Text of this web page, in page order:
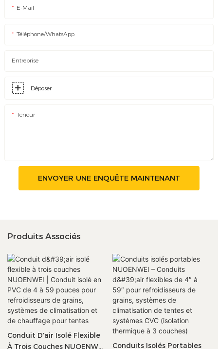
E-Mail
Téléphone/WhatsApp
Entreprise
Déposer
Teneur
ENVOYER UNE ENQUÊTE MAINTENANT
Produits Associés
Conduit D'air Isolé Flexible
À Trois Couches NUOENWEI
Conduits Isolés Portables